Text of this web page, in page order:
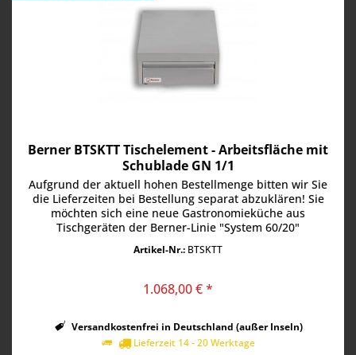
Berner BTSKTT Tischelement - Arbeitsfläche mit
Schublade GN 1/1
Aufgrund der aktuell hohen Bestellmenge bitten wir Sie
die Lieferzeiten bei Bestellung separat abzuklären! Sie
möchten sich eine neue Gastronomieküche aus
Tischgeräten der Berner-Linie "System 60/20"
Artikel-Nr.: BTSKTT
1.068,00 € *
Versandkostenfrei in Deutschland (außer Inseln)
Lieferzeit 14 - 20 Werktage